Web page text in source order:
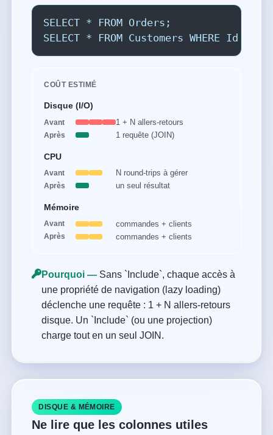
SELECT * FROM Orders;
SELECT * FROM Customers WHERE Id =
COÛT ESTIMÉ
Disque (I/O)
Avant 1 + N allers-retours
Après 1 requête (JOIN)
CPU
Avant N round-trips à gérer
Après un seul résultat
Mémoire
Avant commandes + clients
Après commandes + clients
Pourquoi — Sans `Include`, chaque accès à
une propriété de navigation (lazy loading)
déclenche une requête : 1 + N allers-retours
disque. Un `Include` (ou une projection)
charge tout en un seul JOIN.
DISQUE & MÉMOIRE
Ne lire que les colonnes utiles